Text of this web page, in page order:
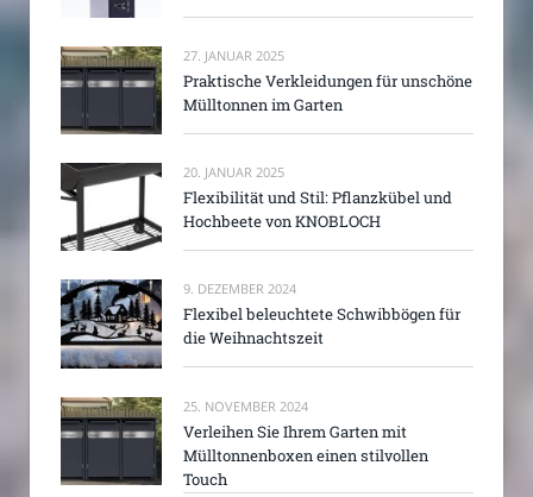
27. JANUAR 2025
Praktische Verkleidungen für unschöne
Mülltonnen im Garten
20. JANUAR 2025
Flexibilität und Stil: Pflanzkübel und
Hochbeete von KNOBLOCH
9. DEZEMBER 2024
Flexibel beleuchtete Schwibbögen für
die Weihnachtszeit
25. NOVEMBER 2024
Verleihen Sie Ihrem Garten mit
Mülltonnenboxen einen stilvollen
Touch